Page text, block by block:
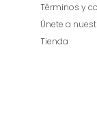
Términos y
Únete a
Tienda